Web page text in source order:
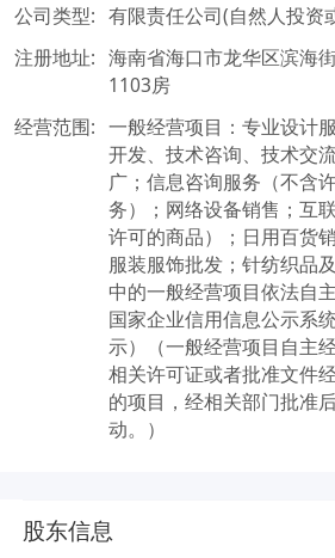
公司类型: 有限责任公司(自然人投资
注册地址: 海南省海口市龙华区滨海
1103房
经营范围: 一般经营项目：专业设计
开发、技术咨询、技术交
广；信息咨询服务（不含
务）；网络设备销售；互
许可的商品）；日用百货
服装服饰批发；针纺织品
中的一般经营项目依法自
国家企业信用信息公示系
示）（一般经营项目自主
相关许可证或者批准文件
的项目，经相关部门批准
动。）
股东信息